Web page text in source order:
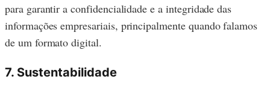
para garantir a confidencialidade e a integridade das
informações empresariais, principalmente quando falamos
de um formato digital.
7. Sustentabilidade